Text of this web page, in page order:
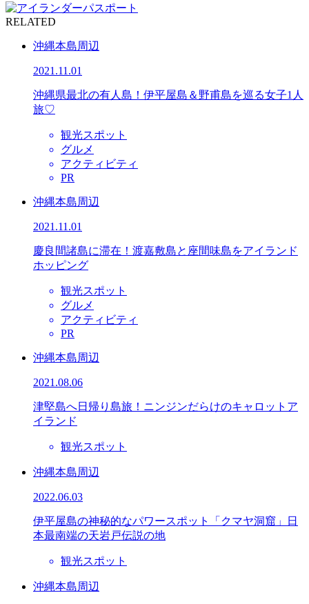
RELATED
沖縄本島周辺
2021.11.01
沖縄県最北の有人島！伊平屋島＆野甫島を巡る女子1人
旅♡
観光スポット
グルメ
アクティビティ
PR
沖縄本島周辺
2021.11.01
慶良間諸島に滞在！渡嘉敷島と座間味島をアイランド
ホッピング
観光スポット
グルメ
アクティビティ
PR
沖縄本島周辺
2021.08.06
津堅島へ日帰り島旅！ニンジンだらけのキャロットア
イランド
観光スポット
沖縄本島周辺
2022.06.03
伊平屋島の神秘的なパワースポット「クマヤ洞窟」日
本最南端の天岩戸伝説の地
観光スポット
沖縄本島周辺